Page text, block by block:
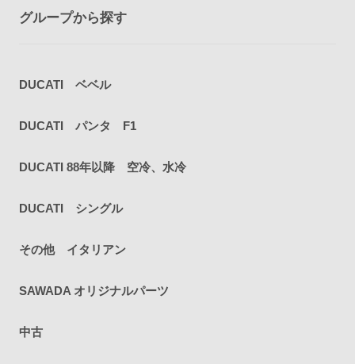
グループから探す
DUCATI ベベル
DUCATI パンタ F1
DUCATI 88年以降 空冷、水冷
DUCATI シングル
その他 イタリアン
SAWADA オリジナルパーツ
中古